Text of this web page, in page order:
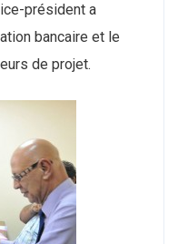
président a
bancaire et le
de projet.